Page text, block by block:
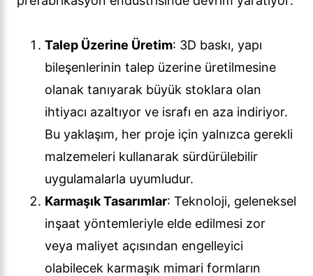
Talep Üzerine Üretim: 3D baskı, yapı
bileşenlerinin talep üzerine üretilmesine
olanak tanıyarak büyük stoklara olan
ihtiyacı azaltıyor ve israfı en aza indiriyor.
Bu yaklaşım, her proje için yalnızca gerekli
malzemeleri kullanarak sürdürülebilir
uygulamalarla uyumludur.
Karmaşık Tasarımlar: Teknoloji, geleneksel
inşaat yöntemleriyle elde edilmesi zor
veya maliyet açısından engelleyici
olabilecek karmaşık mimari formların